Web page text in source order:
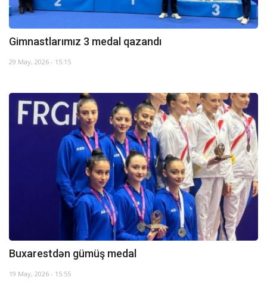
Gimnastlarımız 3 medal qazandı
29 May, 2026 - 15:15
Buxarestdən gümüş medal
19 May, 2026 - 15:55